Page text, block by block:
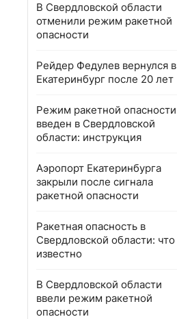
В Свердловской области
отменили режим ракетной
опасности
Рейдер Федулев вернулся в
Екатеринбург после 20 лет
Режим ракетной опасности
введен в Свердловской
области: инструкция
Аэропорт Екатеринбурга
закрыли после сигнала
ракетной опасности
Ракетная опасность в
Свердловской области: что
известно
В Свердловской области
ввели режим ракетной
опасности